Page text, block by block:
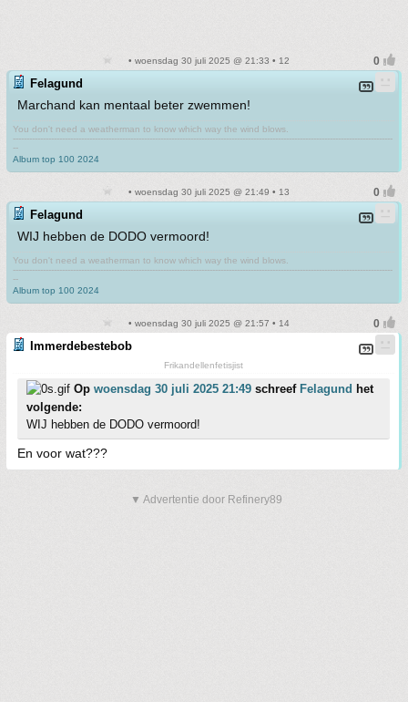
• woensdag 30 juli 2025 @ 21:33 • 12
Felagund
Marchand kan mentaal beter zwemmen!
You don't need a weatherman to know which way the wind blows.
-------------------------------------------------------------------------------------------------------------------------------------------
--
Album top 100 2024
• woensdag 30 juli 2025 @ 21:49 • 13
Felagund
WIJ hebben de DODO vermoord!
You don't need a weatherman to know which way the wind blows.
-------------------------------------------------------------------------------------------------------------------------------------------
--
Album top 100 2024
• woensdag 30 juli 2025 @ 21:57 • 14
Immerdebestebob
Frikandellenfetisjist
Op woensdag 30 juli 2025 21:49 schreef Felagund het
volgende:
WIJ hebben de DODO vermoord!
En voor wat???
▼ Advertentie door Refinery89